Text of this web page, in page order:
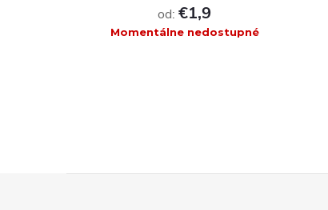
od: €1,9
Momentálne nedostupné